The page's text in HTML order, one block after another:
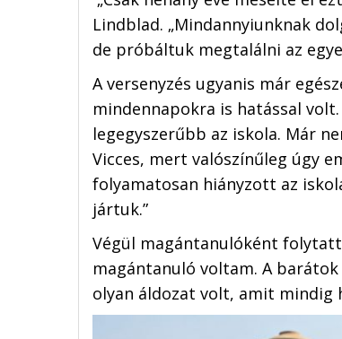
Lindblad. „Mindannyiunknak
de próbáltuk megtalálni az
A versenyzés ugyanis már
mindennapokra is hatással
legegyszerűbb az iskola. Már
Vicces, mert valószínűleg úgy
folyamatosan hiányzott az
jártuk.”
Végül magántanulóként
magántanuló voltam. A
olyan áldozat volt, amit mindig